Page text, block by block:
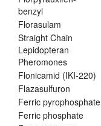
benzyl
Florasulam
Straight Chain
Lepidopteran
Pheromones
Flonicamid (IKI-220)
Flazasulfuron
Ferric pyrophosphate
Ferric phosphate